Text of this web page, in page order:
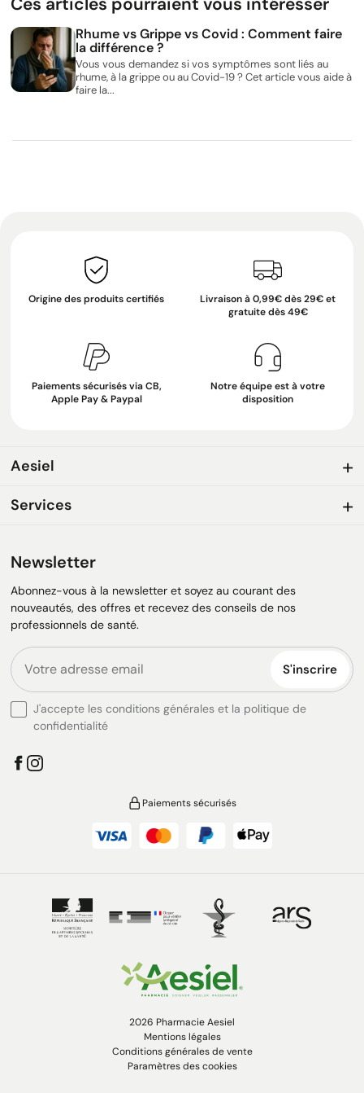
Rhume vs Grippe vs Covid : Comment faire
la différence ?
Vous vous demandez si vos symptômes sont liés au
rhume, à la grippe ou au Covid-19 ? Cet article vous aide à
faire la...
Origine des produits certifiés
Livraison à 0,99€ dès 29€ et
gratuite dès 49€
Paiements sécurisés via CB,
Apple Pay & Paypal
Notre équipe est à votre
disposition
Aesiel
Services
Newsletter
Abonnez-vous à la newsletter et soyez au courant des
nouveautés, des offres et recevez des conseils de nos
professionnels de santé.
S'inscrire
J'accepte les conditions générales et la politique de
confidentialité
Paiements sécurisés
2026 Pharmacie Aesiel
Mentions légales
Conditions générales de vente
Paramètres des cookies